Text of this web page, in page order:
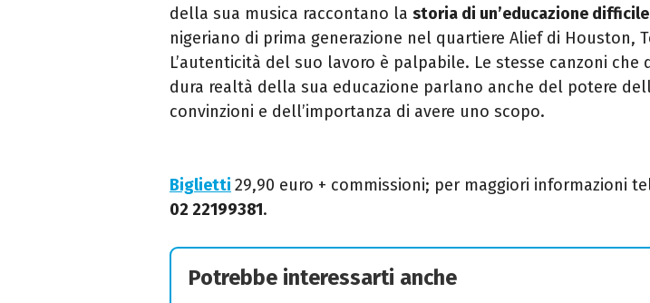
della sua musica raccontano la storia di un’educazione difficile
nigeriano di prima generazione nel quartiere Alief di Houston,
L’autenticità del suo lavoro è palpabile. Le stesse canzoni che
dura realtà della sua educazione parlano anche del potere
convinzioni e dell’importanza di avere uno scopo.
Biglietti 29,90 euro + commissioni; per maggiori informazioni
02 22199381.
Potrebbe interessarti anche